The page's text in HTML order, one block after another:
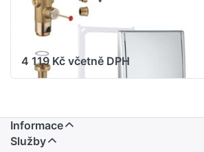
splachovač
#38201000
4 119 Kč včetně DPH
Informace
Služby